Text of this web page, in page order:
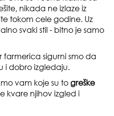
nikada ne izlaze iz
tokom cele godine. Uz
svaki stil - bitno je samo
farmerica sigurni smo da
i dobro izgledaju.
vam koje su to greške
kvare njihov izgled i